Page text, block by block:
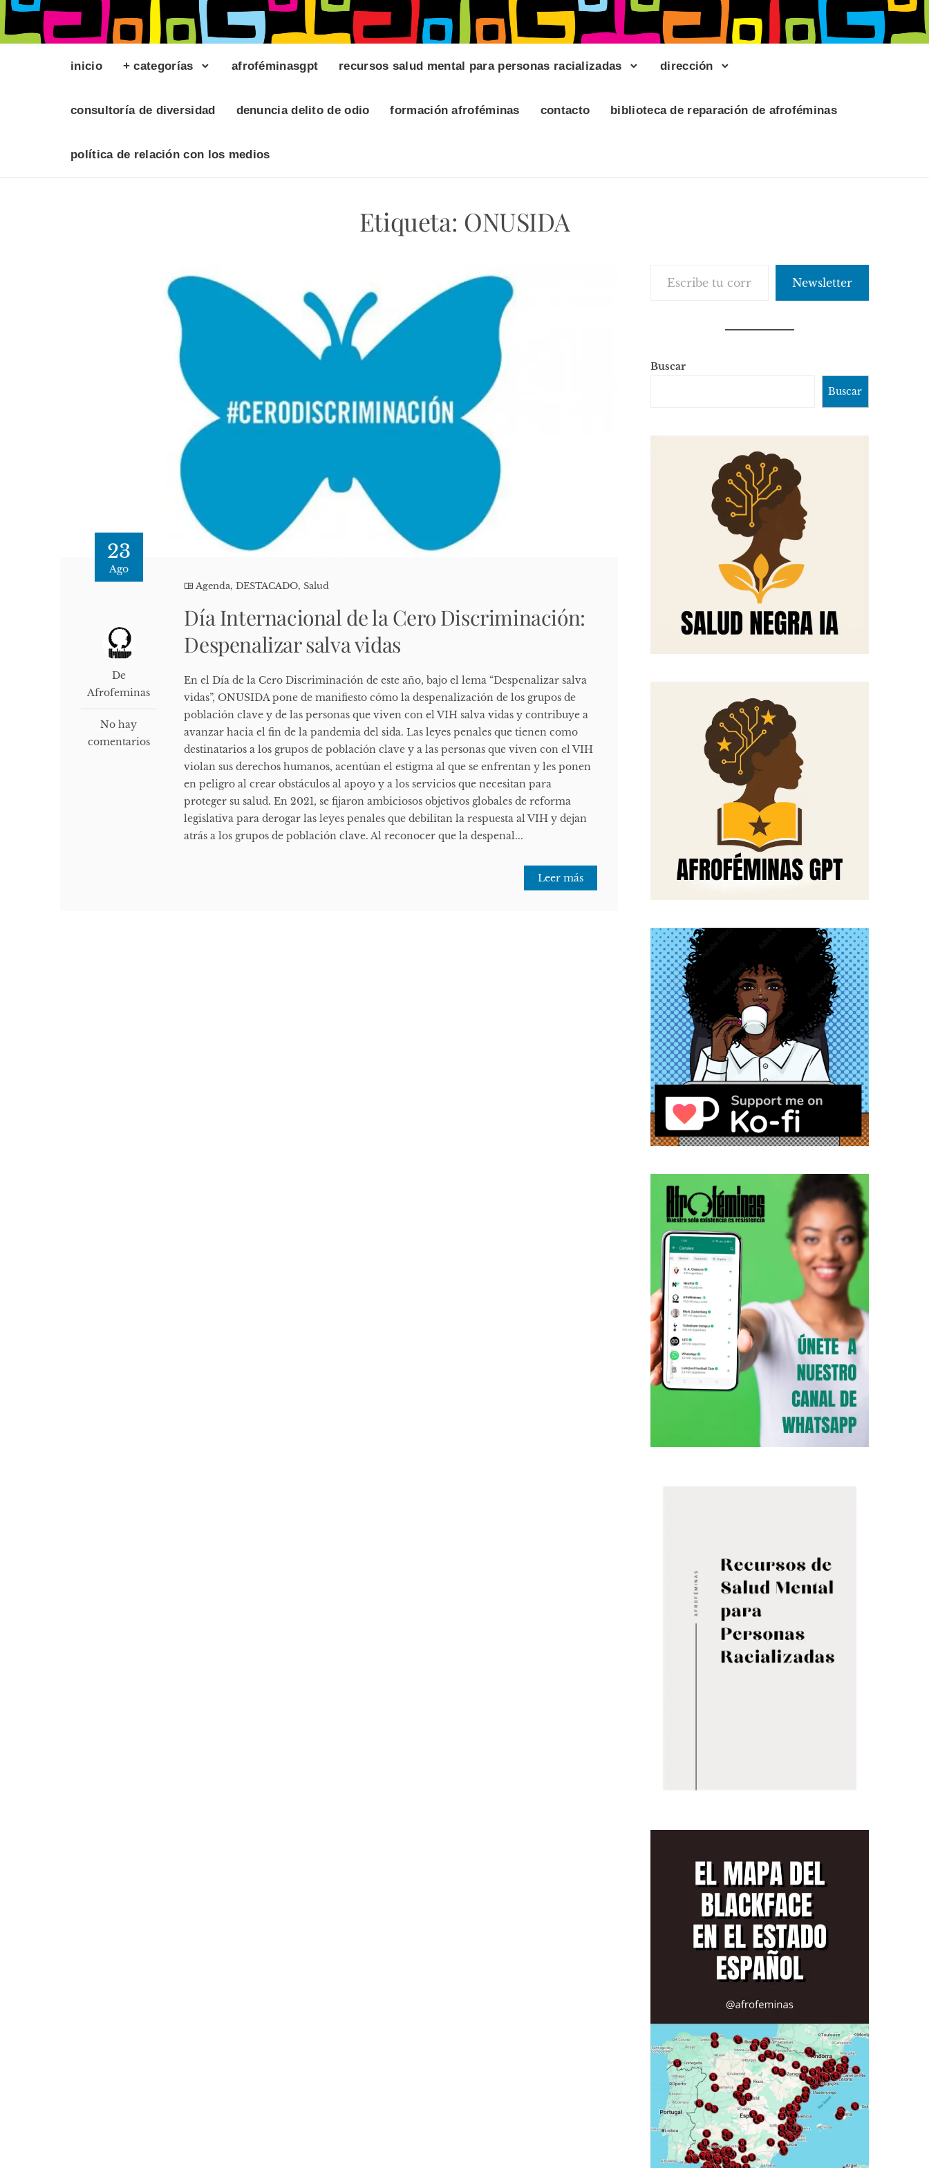
inicio + categorías afroféminasgpt recursos salud mental para personas racializadas dirección
consultoría de diversidad denuncia delito de odio formación afroféminas contacto biblioteca de reparación de afroféminas
política de relación con los medios
Etiqueta: ONUSIDA
23
Ago
De
Afrofeminas
No hay
comentarios
Agenda,DESTACADO,Salud
Día Internacional de la Cero Discriminación:
Despenalizar salva vidas
En el Día de la Cero Discriminación de este año, bajo el lema “Despenalizar salva
vidas”, ONUSIDA pone de manifiesto cómo la despenalización de los grupos de
población clave y de las personas que viven con el VIH salva vidas y contribuye a
avanzar hacia el fin de la pandemia del sida. Las leyes penales que tienen como
destinatarios a los grupos de población clave y a las personas que viven con el VIH
violan sus derechos humanos, acentúan el estigma al que se enfrentan y les ponen
en peligro al crear obstáculos al apoyo y a los servicios que necesitan para
proteger su salud. En 2021, se fijaron ambiciosos objetivos globales de reforma
legislativa para derogar las leyes penales que debilitan la respuesta al VIH y dejan
atrás a los grupos de población clave. Al reconocer que la despenal...
Leer más
Newsletter
Buscar
Buscar